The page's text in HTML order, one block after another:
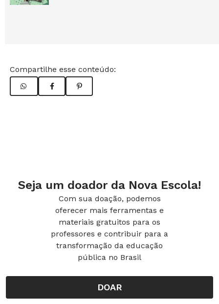
Compartilhe esse conteúdo:
Seja um doador da Nova Escola!
Com sua doação, podemos
oferecer mais ferramentas e
materiais gratuitos para os
professores e contribuir para a
transformação da educação
pública no Brasil
DOAR